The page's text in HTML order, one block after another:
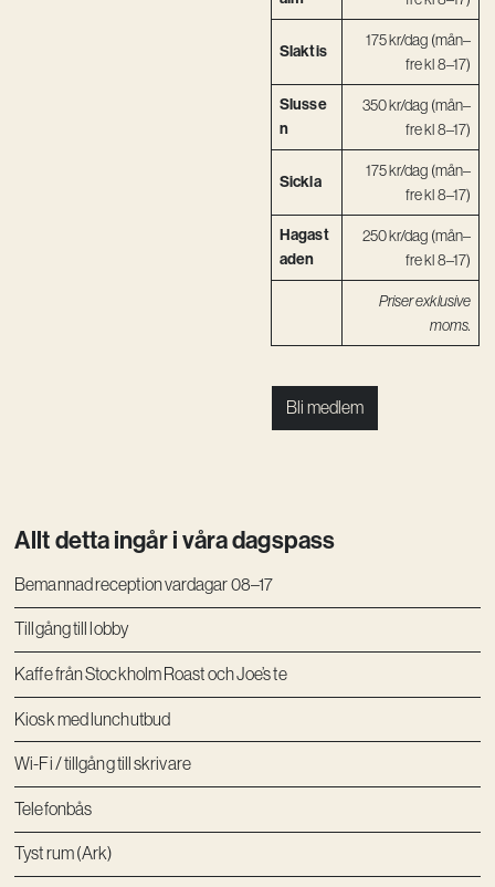
Slaktis
175 kr/dag (mån–
fre kl 8–17)
Slusse
n
350 kr/dag (mån–
fre kl 8–17)
Sickla
175 kr/dag (mån–
fre kl 8–17)
Hagast
aden
250 kr/dag (mån–
fre kl 8–17)
Priser exklusive
moms.
Bli medlem
Allt detta ingår i våra dagspass
Bemannad reception vardagar 08–17
Tillgång till lobby
Kaffe från Stockholm Roast och Joe’s te
Kiosk med lunchutbud
Wi-Fi / tillgång till skrivare
Telefonbås
Tyst rum (Ark)